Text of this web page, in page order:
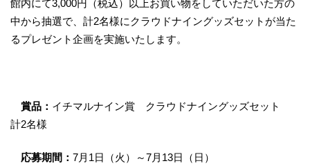
館内にて3,000円（税込）以上お買い物をしていただいた方の
中から抽選で、計2名様にクラウドナイングッズセットが当た
るプレゼント企画を実施いたします。
賞品： イチマルナイン賞 クラウドナイングッズセット
計2名様
応募期間： 7月1日（火）～7月13日（日）